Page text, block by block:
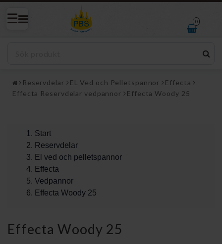
0
Reservdelar EL Ved och Pelletspannor
Effecta
Effecta Reservdelar vedpannor
Effecta Woody 25
Start
Reservdelar
El ved och pelletspannor
Effecta
Vedpannor
Effecta Woody 25
Effecta Woody 25